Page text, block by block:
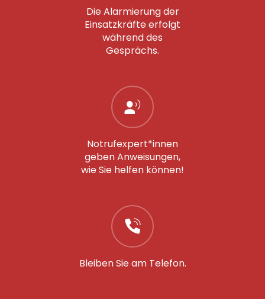
Die Alarmierung der
Einsatzkräfte erfolgt
während des
Gesprächs.
Notrufexpert*innen
geben Anweisungen,
wie Sie helfen können!
Bleiben Sie am Telefon.